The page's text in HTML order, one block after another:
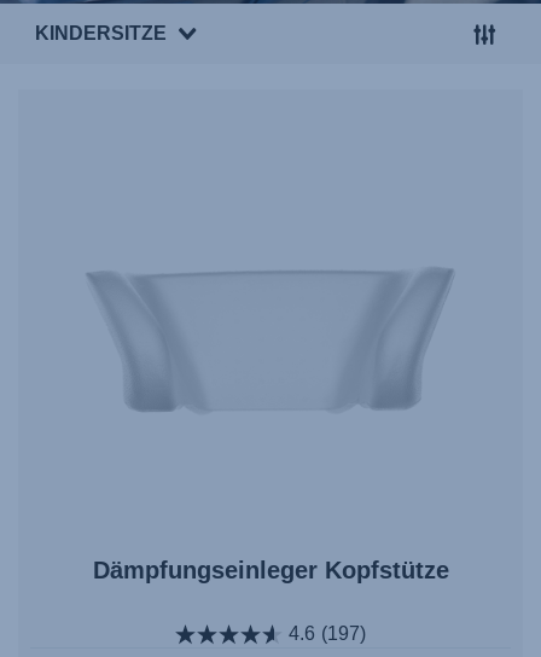
KINDERSITZE
Dämpfungseinleger Kopfstütze
4.6 (197)